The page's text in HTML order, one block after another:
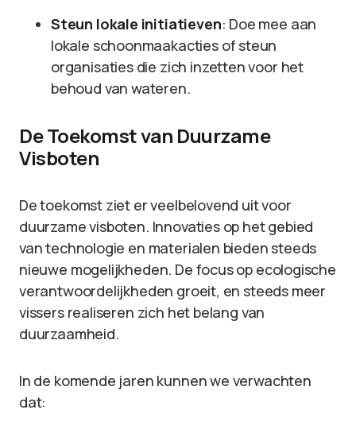
Steun lokale initiatieven: Doe mee aan
lokale schoonmaakacties of steun
organisaties die zich inzetten voor het
behoud van wateren.
De Toekomst van Duurzame
Visboten
De toekomst ziet er veelbelovend uit voor
duurzame visboten. Innovaties op het gebied
van technologie en materialen bieden steeds
nieuwe mogelijkheden. De focus op ecologische
verantwoordelijkheden groeit, en steeds meer
vissers realiseren zich het belang van
duurzaamheid.
In de komende jaren kunnen we verwachten
dat: